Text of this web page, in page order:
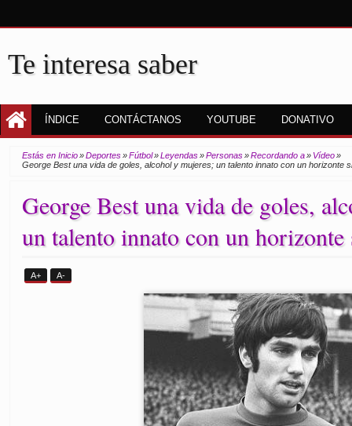
Te interesa saber
ÍNDICE CONTÁCTANOS YOUTUBE DONATIVO
Estás en Inicio»Deportes»Fútbol»Leyendas»Personas»Recordando a» Vídeo»
George Best una vida de goles, alcohol y mujeres; un talento innato con un horizonte
George Best una vida de goles,
un talento innato con un
A+ A-